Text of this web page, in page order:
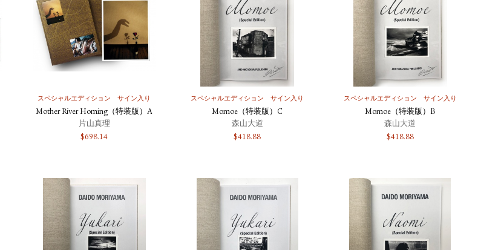
スペシャルエディション サイン入り
Mother River Homing（特装版）A
片山真理
$698.14
スペシャルエディション サイン入り
Momoe（特装版）C
森山大道
$418.88
スペシャルエディション サイン入り
Momoe（特装版）B
森山大道
$418.88